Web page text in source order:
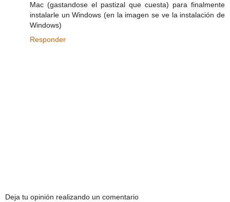
Mac (gastandose el pastizal que cuesta) para finalmente
instalarle un Windows (en la imagen se ve la instalación de
Windows)
Responder
Deja tu opinión realizando un comentario